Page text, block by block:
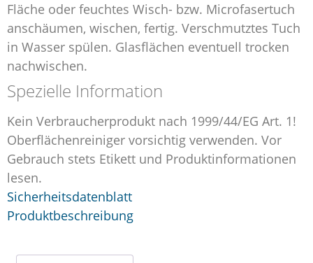
Fläche oder feuchtes Wisch- bzw. Microfasertuch
anschäumen, wischen, fertig. Verschmutztes Tuch
in Wasser spülen. Glasflächen eventuell trocken
nachwischen.
Spezielle Information
Kein Verbraucherprodukt nach 1999/44/EG Art. 1!
Oberflächenreiniger vorsichtig verwenden. Vor
Gebrauch stets Etikett und Produktinformationen
lesen.
Sicherheitsdatenblatt
Produktbeschreibung